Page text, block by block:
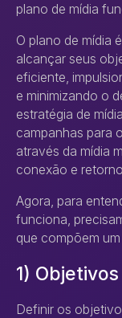
plano de mídia
O plano de mídia
alcançar seus
eficiente,
e minimizando o
estratégia de
campanhas para
através da mídia
conexão e
Agora, para
funciona,
que compõem
1)
Definir os